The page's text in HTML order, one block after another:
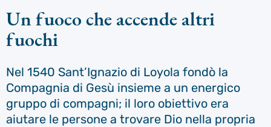
Un fuoco che accende altri
fuochi
Nel 1540 Sant’Ignazio di Loyola fondò la
Compagnia di Gesù insieme a un energico
gruppo di compagni; il loro obiettivo era
aiutare le persone a trovare Dio nella propria